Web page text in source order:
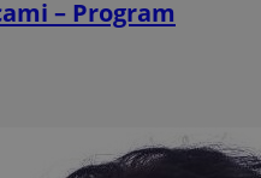
– Program